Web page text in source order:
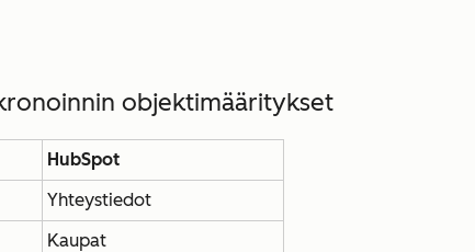
objektimääritykset
HubSpot
Yhteystiedot
Kaupat